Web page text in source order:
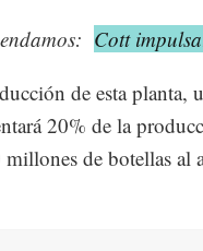
Cott
de esta planta,
20% de la
de botellas al